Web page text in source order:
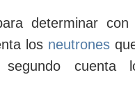
determinar
los neutrones